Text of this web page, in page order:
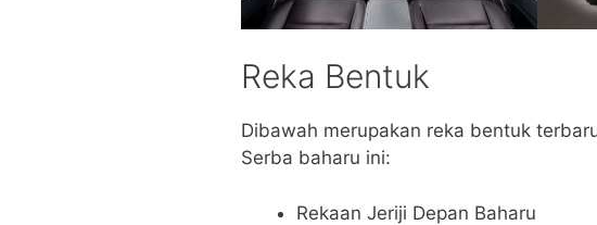
Reka Bentuk
Dibawah merupakan reka bentuk
Serba baharu ini:
Rekaan Jeriji Depan Baharu